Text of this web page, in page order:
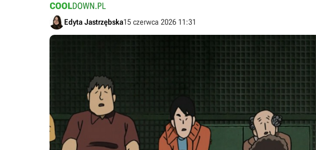
Edyta Jastrzębska15 czerwca 2026 11:31